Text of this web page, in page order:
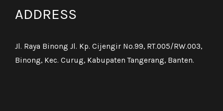
ADDRESS
Jl. Raya Binong Jl. Kp. Cijengir No.99, RT.005/RW.003,
Binong, Kec. Curug, Kabupaten Tangerang, Banten.